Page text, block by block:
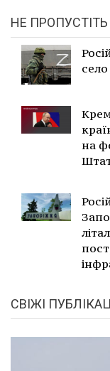
НЕ ПРОПУСТІТЬ
на
СВІЖІ